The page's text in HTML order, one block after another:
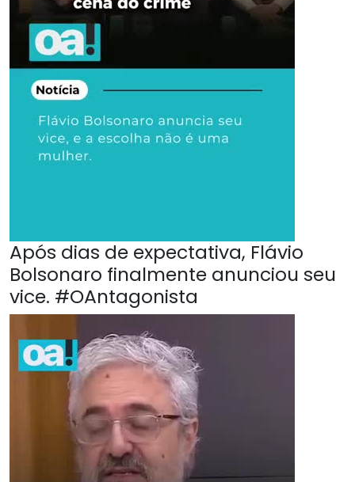
Após dias de expectativa, Flávio
Bolsonaro finalmente anunciou seu
vice. #OAntagonista